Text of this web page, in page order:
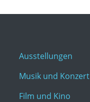
Ausstellungen
Musik und Konzert
Film und Kino